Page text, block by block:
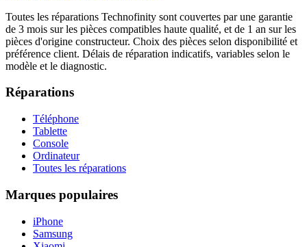
Toutes les réparations Technofinity sont couvertes par une garantie
de 3 mois sur les pièces compatibles haute qualité, et de 1 an sur les
pièces d'origine constructeur. Choix des pièces selon disponibilité et
préférence client. Délais de réparation indicatifs, variables selon le
modèle et le diagnostic.
Réparations
Téléphone
Tablette
Console
Ordinateur
Toutes les réparations
Marques populaires
iPhone
Samsung